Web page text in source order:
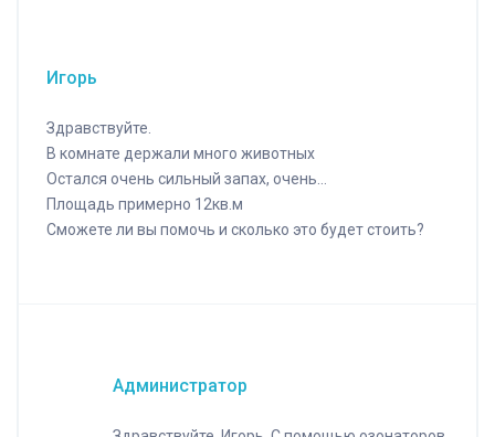
Игорь
Здравствуйте.
В комнате держали много животных
Остался очень сильный запах, очень…
Площадь примерно 12кв.м
Сможете ли вы помочь и сколько это будет стоить?
Администратор